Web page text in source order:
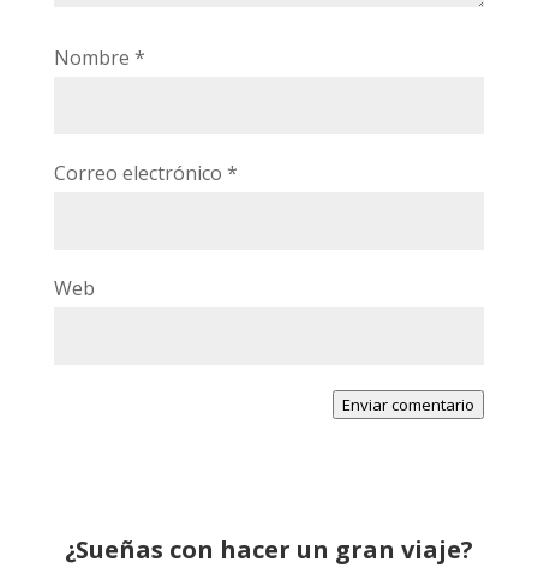
Nombre *
Correo electrónico *
Web
Enviar comentario
¿Sueñas con hacer un gran viaje?